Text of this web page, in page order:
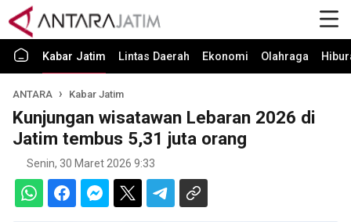
Kabar Jatim Lintas Daerah Ekonomi Olahraga
ANTARA Kabar Jatim
Kunjungan wisatawan Lebaran 2026 di
Jatim tembus 5,31 juta orang
Senin, 30 Maret 2026 9:33